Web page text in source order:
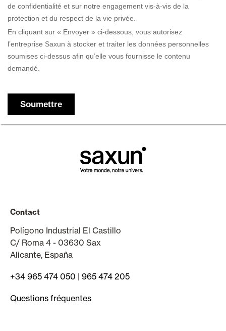
Contact
Polígono Industrial El Castillo
C/ Roma 4 - 03630 Sax
Alicante, España
+34 965 474 050 | 965 474 205
Questions fréquentes